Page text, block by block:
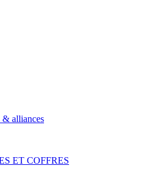
& alliances
ET COFFRES